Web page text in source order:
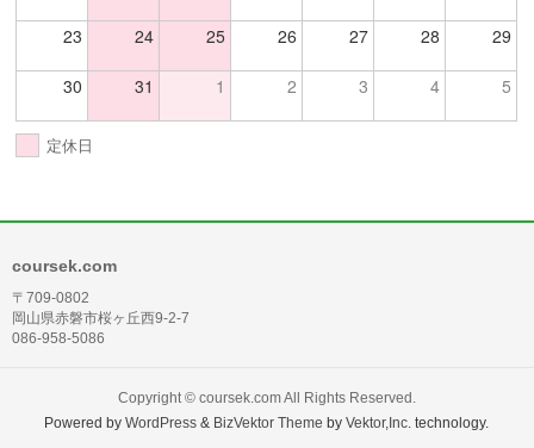
23 24 25 26 27 28 29
30 31 1 2 3 4 5
定休日
coursek.com
〒709-0802
岡山県赤磐市桜ヶ丘西9-2-7
086-958-5086
Copyright © coursek.comAll Rights Reserved.
Powered byWordPress & BizVektor Theme byVektor,Inc. technology.